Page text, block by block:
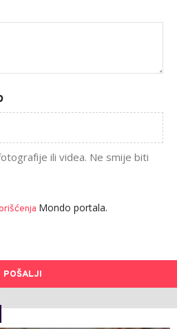
ili videa. Ne smije biti
Mondo portala.
POŠALJI